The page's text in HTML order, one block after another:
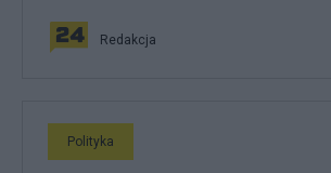
Redakcja
Polityka